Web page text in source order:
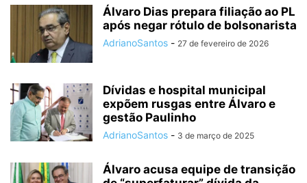
Álvaro Dias prepara filiação ao PL
após negar rótulo de bolsonarista
AdrianoSantos - 27 de fevereiro de 2026
Dívidas e hospital municipal
expõem rusgas entre Álvaro e
gestão Paulinho
AdrianoSantos - 3 de março de 2025
Álvaro acusa equipe de transição